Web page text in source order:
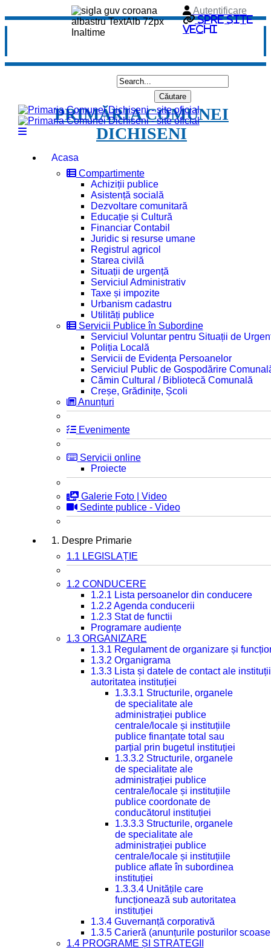
Spre site
vechi
Autentificare
PRIMĂRIA COMUNEI
DICHISENI
Acasa
Compartimente
Achiziții publice
Asistență socială
Dezvoltare comunitară
Educație și Cultură
Financiar Contabil
Juridic si resurse umane
Registrul agricol
Starea civilă
Situații de urgență
Serviciul Administrativ
Taxe și impozite
Urbanism cadastru
Utilități publice
Servicii Publice în Subordine
Serviciul Voluntar pentru Situații de
Poliția Locală
Servicii de Evidența Persoanelor
Serviciul Public de Gospodărire
Cămin Cultural / Bibliotecă Comunală
Creșe, Grădinițe, Școli
Anunțuri
Evenimente
Servicii online
Proiecte
Galerie Foto | Video
Sedinte publice - Video
1. Despre Primarie
1.1 LEGISLAȚIE
1.2 CONDUCERE
1.2.1 Lista persoanelor din conducere
1.2.2 Agenda conducerii
1.2.3 Stat de functii
Programare audiențe
1.3 ORGANIZARE
1.3.1 Regulament de organizare și
1.3.2 Organigrama
1.3.3 Lista și datele de contact ale
autoritatea instituției
1.3.3.1 Structurile, organele
de specialitate ale
administrației publice
centrale/locale și instituțiile
publice finanțate total sau
parțial prin bugetul instituției
1.3.3.2 Structurile, organele
de specialitate ale
administrației publice
centrale/locale și instituțiile
publice coordonate de
conducătorul instituției
1.3.3.3 Structurile, organele
de specialitate ale
administrației publice
centrale/locale și instituțiile
publice aflate în subordinea
instituției
1.3.3.4 Unitățile care
funcționează sub autoritatea
instituției
1.3.4 Guvernanță corporativă
1.3.5 Carieră (anunțurile posturilor
1.4 PROGRAME ȘI STRATEGII